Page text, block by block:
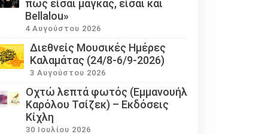
πως είσαι μάγκας, είσαι και
Bellalou»
4 Αυγούστου 2026
Διεθνείς Μουσικές Ημέρες
Καλαμάτας (24/8-6/9-2026)
3 Αυγούστου 2026
Οχτώ λεπτά φωτός (Εμμανουήλ
Καρόλου Τσίζεκ) – Εκδόσεις
Κίχλη
30 Ιουλίου 2026